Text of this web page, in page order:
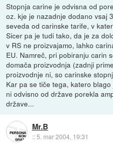
Stopnja carine je odvisna od
oz. kje je nazadnje dodano vsaj
seveda od carinske tarife, v
Sicer pa je tudi tako, da je za
v RS ne proizvajamo, lahko
EU. Namreč, pri pobiranju carin
domača proizvodnja (zadnji
proizvodnje ni, so carinske
Kar pa se tiče tega, katero
ni odvisno od države porekla
države...
Mr.B
::5. mar 2004, 19:31